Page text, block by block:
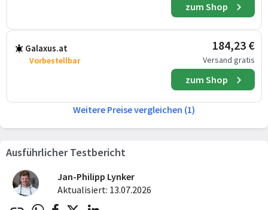
zum Shop
Galaxus.at
Vorbestellbar
184,23 €
Versand gratis
zum Shop
Weitere Preise vergleichen (1)
Ausführlicher Testbericht
Jan-Philipp Lynker
Aktualisiert: 13.07.2026